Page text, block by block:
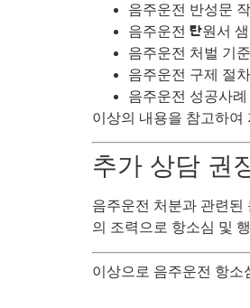
음주운전 반성문
음주운전 탄원서
음주운전 처벌 기준
음주운전 구제 절차
음주운전 성공사례
이상의 내용을 참고하여
추가 상담 권
음주운전 처분과 관련된
의 조력으로 항소심 및
이상으로 음주운전 항소